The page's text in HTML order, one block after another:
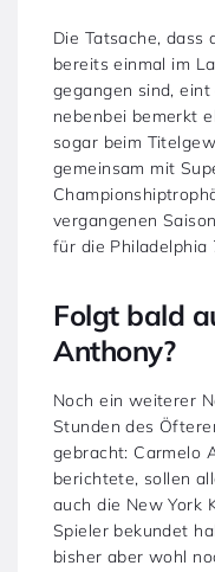
Die Tatsache, dass
bereits einmal im
gegangen sind,
nebenbei bemerkt
sogar beim
gemeinsam mit
vergangenen
für die Philadelphia
Folgt bald
Anthony?
Noch ein weiterer
Stunden des
gebracht: Carmelo
berichtete, sollen
auch die New York
Spieler bekundet
bisher aber wohl